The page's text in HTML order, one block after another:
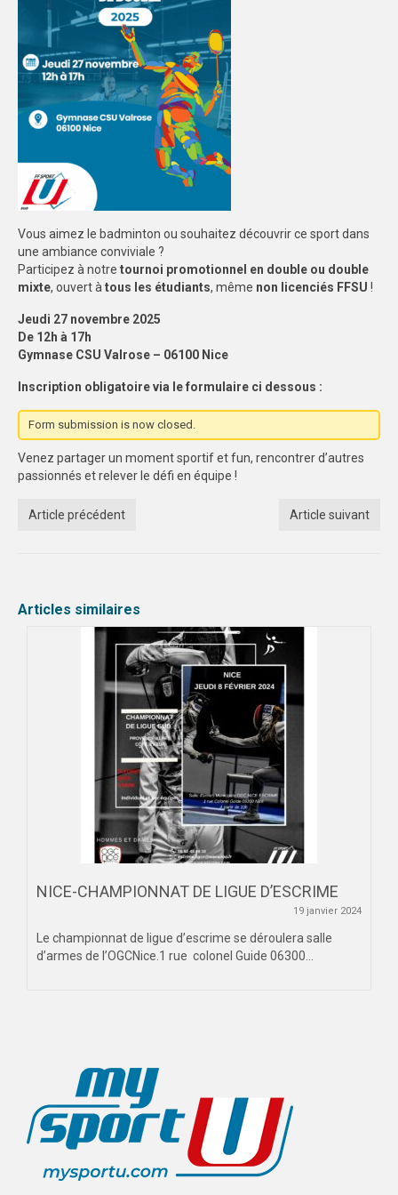
ECO-CITOYENNETE
SPORT
FEMINISATION
SPORTS CO – NICE
SPORTS CO – AIX-MARSEILLE
SPORTS IND
COMPETITIONS
Qualification exceptionnelle
FORMATION
COMMUNICATION
MAG DU SPORT-U
PHOTOTHÈQUE
LOGOTHÈQUE
AFFICHES
PALMARÈS
PARTENAIRES
Vous aimez le badminton ou souhaitez découvrir ce sport dans
une ambiance conviviale ?
Participez à notre tournoi promotionnel en double ou double
mixte, ouvert à tous les étudiants, même non licenciés FFSU !
Jeudi 27 novembre 2025
De 12h à 17h
Gymnase CSU Valrose – 06100 Nice
Inscription obligatoire via le formulaire ci dessous :
Form submission is now closed.
Venez partager un moment sportif et fun, rencontrer d’autres
passionnés et relever le défi en équipe !
Article précédent Article suivant
Articles similaires
NICE-CHAMPIONNAT DE LIGUE D’ESCRIME
19 janvier 2024
Le championnat de ligue d’escrime se déroulera salle
d’armes de l’OGCNice.1 rue colonel Guide 06300...